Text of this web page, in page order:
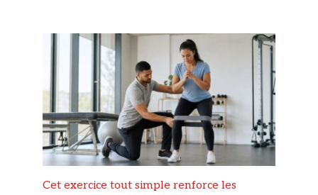
Cet exercice tout simple renforce les